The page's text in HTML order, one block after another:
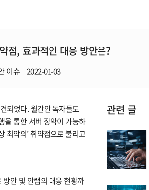
점, 효과적인 대응 방안은?
이슈 2022-01-03
되었다. 월간안 독자들도
을 통한 서버 장악이 가능하
최악의’ 취약점으로 불리고
안 및 안랩의 대응 현황까
관련 글